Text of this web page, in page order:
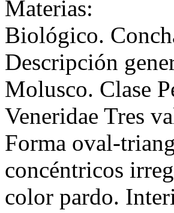
Materias:
Biológico.
Descripción
Molusco. Clase
Veneridae Tres
Forma oval-
concéntricos
color pardo.